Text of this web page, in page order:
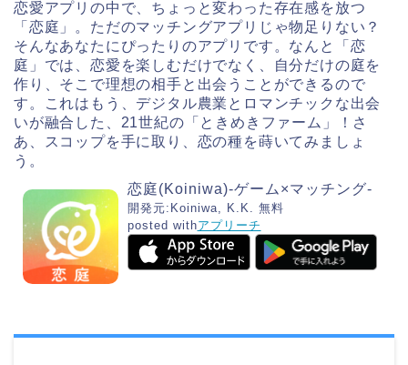
恋愛アプリの中で、ちょっと変わった存在感を放つ
「恋庭」。ただのマッチングアプリじゃ物足りない？
そんなあなたにぴったりのアプリです。なんと「恋
庭」では、恋愛を楽しむだけでなく、自分だけの庭を
作り、そこで理想の相手と出会うことができるので
す。これはもう、デジタル農業とロマンチックな出会
いが融合した、21世紀の「ときめきファーム」！さ
あ、スコップを手に取り、恋の種を蒔いてみましょ
う。
恋庭(Koiniwa)-ゲーム×マッチング-
開発元: Koiniwa, K.K.
無料
posted withアプリーチ